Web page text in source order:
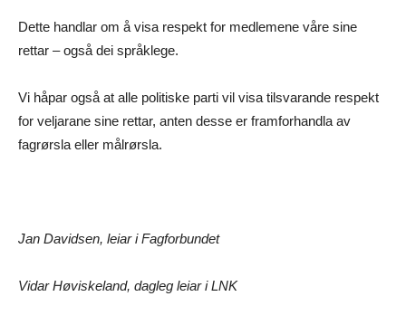
Dette handlar om å visa respekt for medlemene våre sine
rettar – også dei språklege.
Vi håpar også at alle politiske parti vil visa tilsvarande respekt
for veljarane sine rettar, anten desse er framforhandla av
fagrørsla eller målrørsla.
Jan Davidsen, leiar i Fagforbundet
Vidar Høviskeland, dagleg leiar i LNK